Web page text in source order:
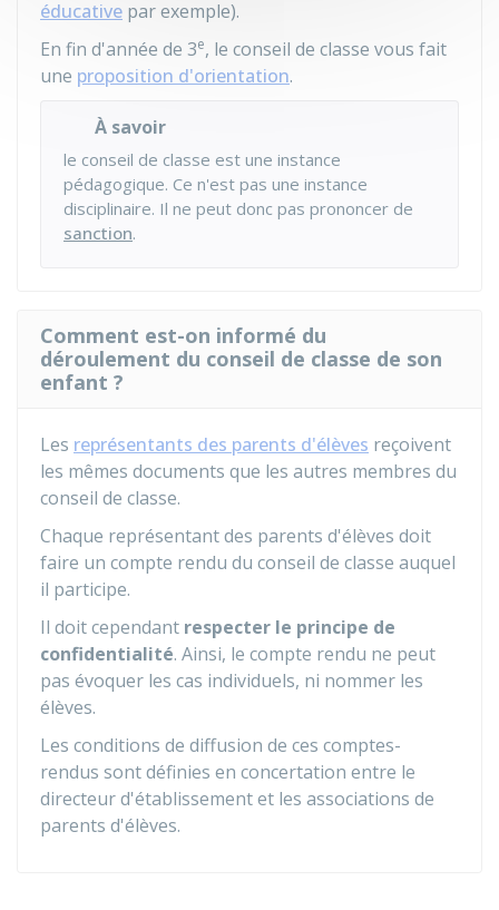
éducative par exemple).
En fin d'année de 3e, le conseil de classe vous fait
une proposition d'orientation.
À savoir
le conseil de classe est une instance
pédagogique. Ce n'est pas une instance
disciplinaire. Il ne peut donc pas prononcer de
sanction.
Comment est-on informé du
déroulement du conseil de classe de son
enfant ?
Les représentants des parents d'élèves reçoivent
les mêmes documents que les autres membres du
conseil de classe.
Chaque représentant des parents d'élèves doit
faire un compte rendu du conseil de classe auquel
il participe.
Il doit cependant respecter le principe de
confidentialité. Ainsi, le compte rendu ne peut
pas évoquer les cas individuels, ni nommer les
élèves.
Les conditions de diffusion de ces comptes-
rendus sont définies en concertation entre le
directeur d'établissement et les associations de
parents d'élèves.